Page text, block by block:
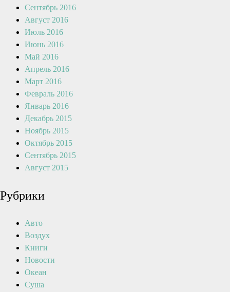
Сентябрь 2016
Август 2016
Июль 2016
Июнь 2016
Май 2016
Апрель 2016
Март 2016
Февраль 2016
Январь 2016
Декабрь 2015
Ноябрь 2015
Октябрь 2015
Сентябрь 2015
Август 2015
Рубрики
Авто
Воздух
Книги
Новости
Океан
Суша